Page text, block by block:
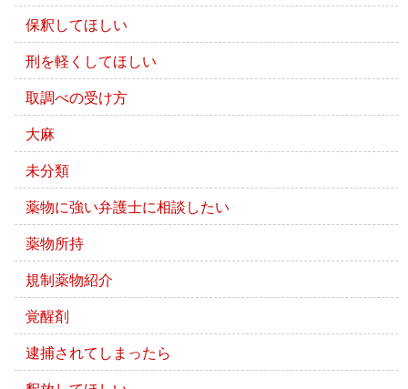
保釈してほしい
刑を軽くしてほしい
取調べの受け方
大麻
未分類
薬物に強い弁護士に相談したい
薬物所持
規制薬物紹介
覚醒剤
逮捕されてしまったら